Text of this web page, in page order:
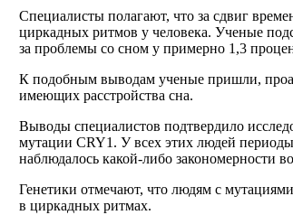
Специалисты полагают, что за сдвиг
циркадных ритмов у человека. Ученые
за проблемы со сном у примерно 1,3
К подобным выводам ученые пришли,
имеющих расстройства сна.
Выводы специалистов подтвердило
мутации CRY1. У всех этих людей
наблюдалось какой-либо закономерности
Генетики отмечают, что людям с
в циркадных ритмах.